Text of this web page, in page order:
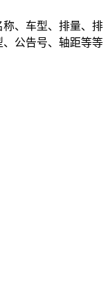
、车型、排量、排
公告号、轴距等等